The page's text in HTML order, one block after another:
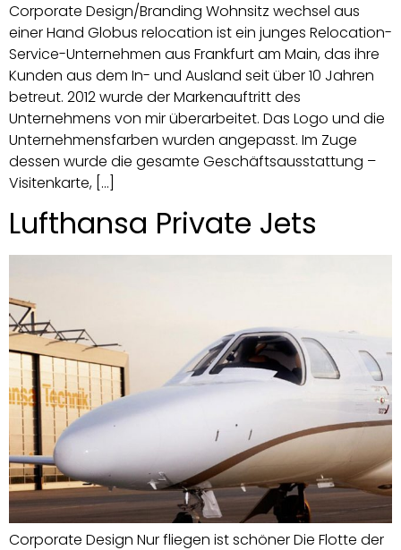
Corporate Design/Branding Wohnsitz wechsel aus
einer Hand Globus relocation ist ein junges Relocation-
Service-Unternehmen aus Frankfurt am Main, das ihre
Kunden aus dem In- und Ausland seit über 10 Jahren
betreut. 2012 wurde der Markenauftritt des
Unternehmens von mir überarbeitet. Das Logo und die
Unternehmensfarben wurden angepasst. Im Zuge
dessen wurde die gesamte Geschäftsausstattung –
Visitenkarte, […]
Lufthansa Private Jets
Corporate Design Nur fliegen ist schöner Die Flotte der